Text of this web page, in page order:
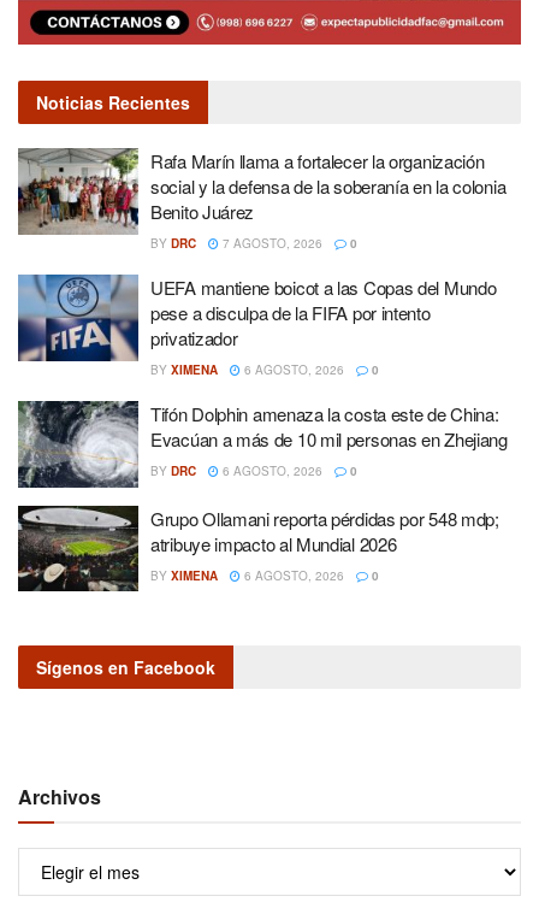
Noticias Recientes
Rafa Marín llama a fortalecer la organización
social y la defensa de la soberanía en la colonia
Benito Juárez
BY DRC 7 AGOSTO, 2026 0
UEFA mantiene boicot a las Copas del Mundo
pese a disculpa de la FIFA por intento
privatizador
BY XIMENA 6 AGOSTO, 2026 0
Tifón Dolphin amenaza la costa este de China:
Evacúan a más de 10 mil personas en Zhejiang
BY DRC 6 AGOSTO, 2026 0
Grupo Ollamani reporta pérdidas por 548 mdp;
atribuye impacto al Mundial 2026
BY XIMENA 6 AGOSTO, 2026 0
Sígenos en Facebook
Archivos
Archivos